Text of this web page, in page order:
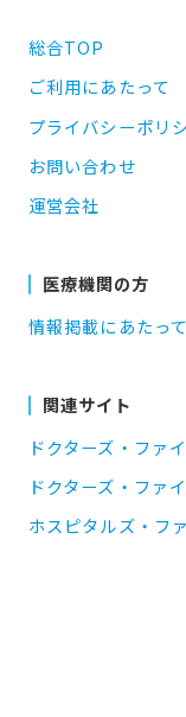
総合TOP
ご利用にあたって
プライバシーポリ
お問い合わせ
運営会社
医療機関の方
情報掲載にあたって
関連サイト
ドクターズ・ファ
ドクターズ・ファ
ホスピタルズ・フ